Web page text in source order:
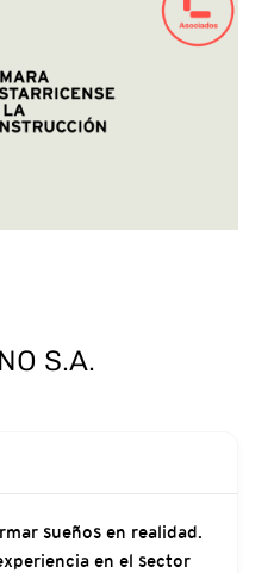
S.A.
sueños en realidad.
en el sector